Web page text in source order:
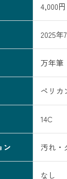
4,000円
2025年
万年筆
ペリカ
14C
ン 汚れ・
なし